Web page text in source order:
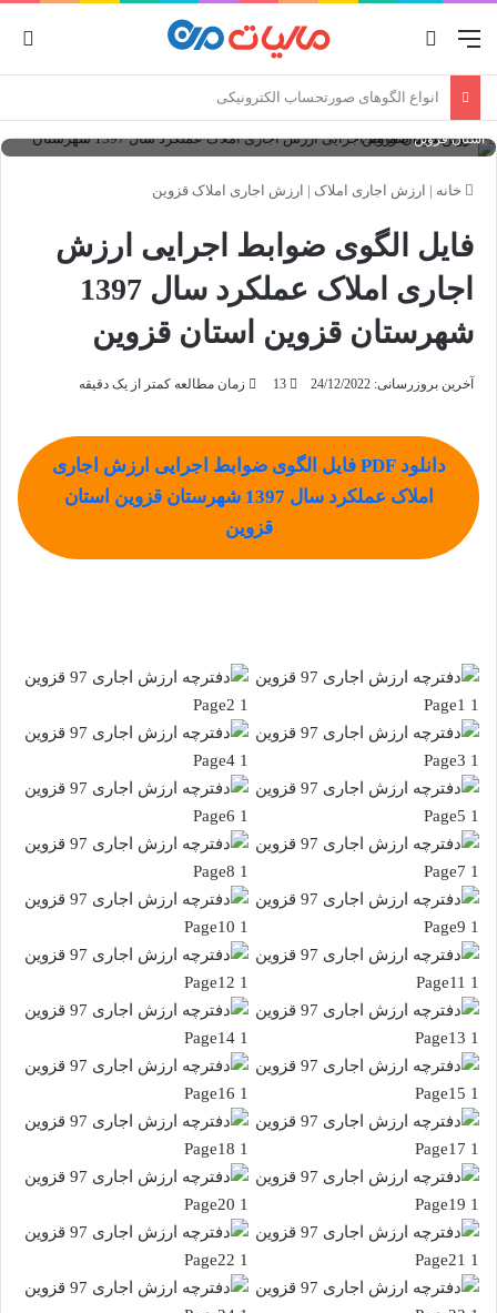
منو
انواع صورتحساب الکترونیکی
استان قزوین
خانه | ارزش اجاری املاک | ارزش اجاری املاک قزوین
فایل الگوی ضوابط اجرایی ارزش
اجاری املاک عملکرد سال 1397
شهرستان قزوین استان قزوین
آخرین بروزرسانی: 24/12/2022 13 زمان مطالعه کمتر از یک دقیقه
دانلود PDF فایل الگوی ضوابط اجرایی ارزش اجاری
املاک عملکرد سال 1397 شهرستان قزوین استان
قزوین